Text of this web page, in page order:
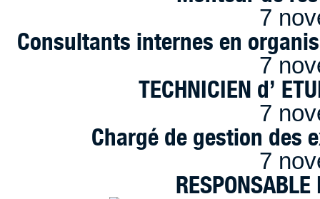
7
Consultants internes en
7
TECHNICIEN d’
7
Chargé de gestion des
7